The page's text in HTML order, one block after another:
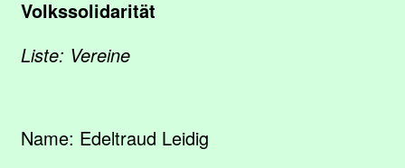
Volkssolidarität
Liste: Vereine
Name: Edeltraud Leidig